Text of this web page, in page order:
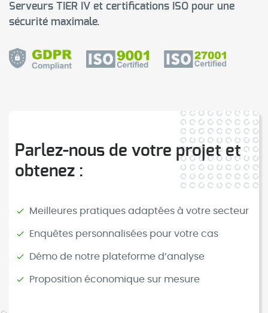
Serveurs TIER IV et certifications ISO pour une
sécurité maximale.
Parlez-nous de votre projet et
obtenez :
Meilleures pratiques adaptées à votre secteur
Enquêtes personnalisées pour votre cas
Démo de notre plateforme d’analyse
Proposition économique sur mesure